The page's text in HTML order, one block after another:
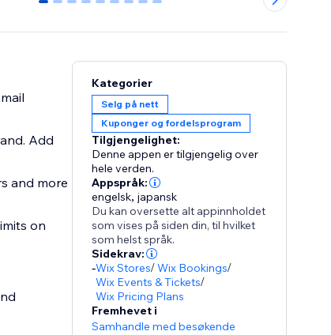
0 1 2 3 4 5 6 7 8
Add
and more
on
Kategorier
Selg på nett
Kuponger og fordelsprogram
Tilgjengelighet:
Denne appen er tilgjengelig over
hele verden.
Appspråk:
engelsk,japansk
Du kan oversette alt appinnholdet
som vises på siden din, til hvilket
som helst språk.
Sidekrav:
-Wix Stores/Wix Bookings/
Wix Events & Tickets/
Wix Pricing Plans
Fremhevet i
Samhandle med besøkende